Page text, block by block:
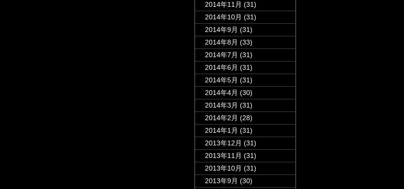
2014年11月 (31)
2014年10月 (31)
2014年9月 (31)
2014年8月 (33)
2014年7月 (31)
2014年6月 (31)
2014年5月 (31)
2014年4月 (30)
2014年3月 (31)
2014年2月 (28)
2014年1月 (31)
2013年12月 (31)
2013年11月 (31)
2013年10月 (31)
2013年9月 (30)